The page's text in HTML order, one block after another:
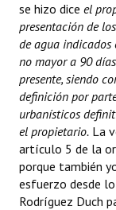
se hizo dice el
presentación de
de agua indicados
no mayor a 90
presente, siendo
definición por
urbanísticos
el propietario. La
artículo 5 de la
porque también
esfuerzo desde
Rodríguez Duch